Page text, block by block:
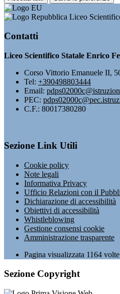
Liceo
Contatti
Liceo Scientifico Statale Enrico
Corso Vittorio Emanuele II,
Tel: +390498803444
Email:
PEC:
C.F.: 80017380280
Sezione Link Utili
Cookie policy
Note legali
Informativa Privacy
Ufficio Relazioni con il
Dichiarazione di accessibilità
Obiettivi di accessibilità
Whistleblowing
Gestione consensi cookie
Amministrazione trasparente
Pagina visualizzata 1164 volte
Sezione Copyright